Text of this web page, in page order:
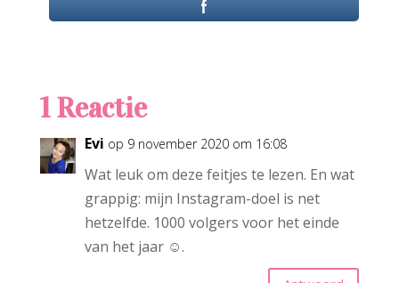
1 Reactie
Evi op 9 november 2020 om 16:08
Wat leuk om deze feitjes te lezen. En wat
grappig: mijn Instagram-doel is net
hetzelfde. 1000 volgers voor het einde
van het jaar ☺️.